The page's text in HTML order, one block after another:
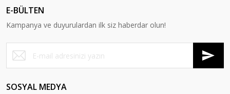
E-BÜLTEN
Kampanya ve duyurulardan ilk siz haberdar olun!
SOSYAL MEDYA